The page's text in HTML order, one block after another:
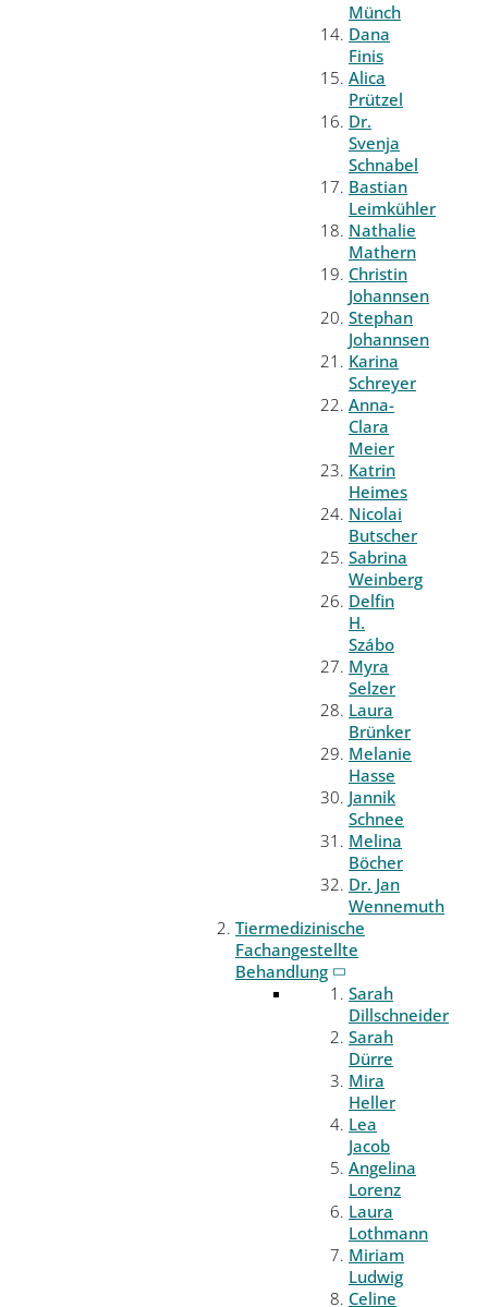
Münch
Dana
Finis
Alica
Prützel
Dr.
Svenja
Schnabel
Bastian
Leimkühler
Nathalie
Mathern
Christin
Johannsen
Stephan
Johannsen
Karina
Schreyer
Anna-
Clara
Meier
Katrin
Heimes
Nicolai
Butscher
Sabrina
Weinberg
Delfin
H.
Szábo
Myra
Selzer
Laura
Brünker
Melanie
Hasse
Jannik
Schnee
Melina
Böcher
Dr. Jan
Wennemuth
Tiermedizinische
Fachangestellte
Behandlung
Sarah
Dillschneider
Sarah
Dürre
Mira
Heller
Lea
Jacob
Angelina
Lorenz
Laura
Lothmann
Miriam
Ludwig
Celine